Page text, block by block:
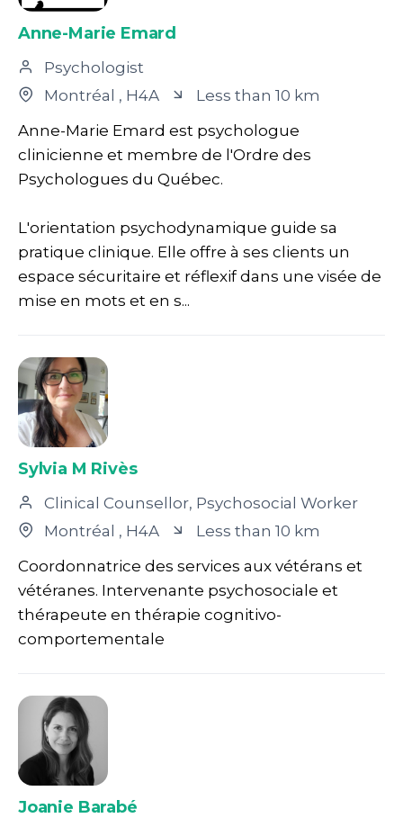
Anne-Marie Emard
Psychologist
Montréal , H4A
Less than 10 km
Anne-Marie Emard est psychologue
clinicienne et membre de l'Ordre des
Psychologues du Québec.
L'orientation psychodynamique guide sa
pratique clinique. Elle offre à ses clients un
espace sécuritaire et réflexif dans une visée de
mise en mots et en s...
Sylvia M Rivès
Clinical Counsellor, Psychosocial Worker
Montréal , H4A
Less than 10 km
Coordonnatrice des services aux vétérans et
vétéranes. Intervenante psychosociale et
thérapeute en thérapie cognitivo-
comportementale
Joanie Barabé